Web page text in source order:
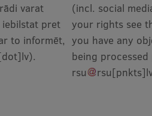
varat
iebilstat pret
to informēt,
.
(incl. social
your rights see
you have any
being
rsu
rsu[pnkts]